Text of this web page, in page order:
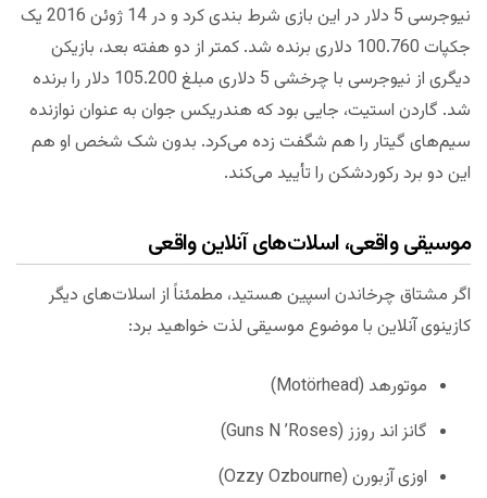
نیوجرسی 5 دلار در این بازی شرط بندی کرد و در 14 ژوئن 2016 یک
جکپات 100.760 دلاری برنده شد. کمتر از دو هفته بعد، بازیکن
دیگری از نیوجرسی با چرخشی 5 دلاری مبلغ 105.200 دلار را برنده
شد. گاردن استیت، جایی بود که هندریکس جوان به عنوان نوازنده
سیم‌های گیتار را هم شگفت زده می‌کرد. بدون شک شخص او هم
این دو برد رکوردشکن را تأیید می‌کند.
موسیقی واقعی، اسلات‌های آنلاین واقعی
اگر مشتاق چرخاندن اسپین هستید، مطمئناً از اسلات‌های دیگر
کازینوی آنلاین با موضوع موسیقی لذت خواهید برد:
موتورهد (Motörhead)
گانز اند روزز (Guns N ’Roses)
اوزی آزبورن (Ozzy Ozbourne)